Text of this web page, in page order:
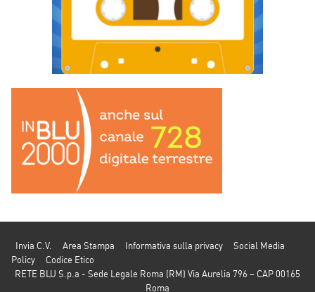
Invia C.V. Area Stampa Informativa sulla privacy
Social Media
Policy
Codice Etico
RETE BLU S.p.a - Sede Legale Roma (RM) Via Aurelia 796 – CAP 00165
Roma